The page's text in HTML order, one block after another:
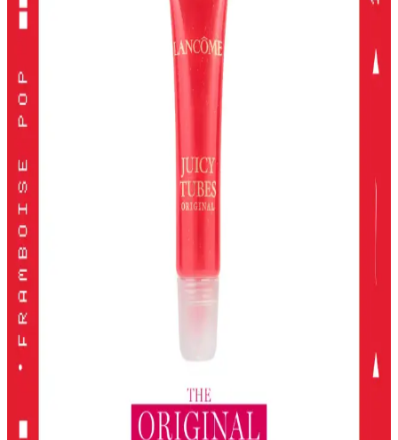
Alerji dostu ve doğal makyaj ürünleri, hassas ciltler için güvenli,
çevre dostu ve dermatolojik testlerden geçmiş seçenekler sunar.
Doğru ürün seçimiyle güzelliğinizi koruyabilirsiniz.
Kiko Milano Unlımıted Double Touch Likit Ruj:
Uzun Süre Kalıcı ve Şık Dudaklar
Kiko Milano'nun Unlımıted Double Touch serisi, yüksek
pigmentasyon ve uzun süre kalıcılık sunan iki aşamalı likit ruj
koleksiyonudur. Doğal ve şık görünüm için ideal seçenekler içerir.
2024 Yılında En İyi Far Paletleri: Renk ve Kalitenin
Buluşması
2024'te öne çıkan yüksek pigmentasyon ve geniş renk
seçenekleriyle en iyi far paletleri, kalıcılık ve çok yönlülük sunarak
makyajda fark yaratmanızı sağlar.
KIKO Unlimited Blush: Doğal Görünüm İçin Kalıcı
ve Hafif Allık Seçeneği
KIKO'nun Unlimited Blush allığı, kalıcı, hafif ve doğal görünüm
sağlayan pembe tonlarıyla günlük makyajda ideal, pratik ve uygun
fiyatlı bir seçenek.